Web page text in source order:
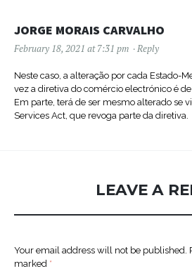
JORGE MORAIS CARVALHO
February 18, 2021 at 7:31 pm Reply
Neste caso, a alteração por cada Estado-
vez a diretiva do comércio electrónico é
Em parte, terá de ser mesmo alterado se
Services Act, que revoga parte da diretiva.
LEAVE A
Your email address will not be published.
marked *